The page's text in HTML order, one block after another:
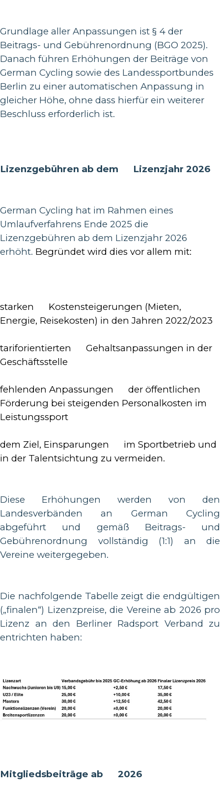
Grundlage aller Anpassungen ist § 4 der
Beitrags- und Gebührenordnung (BGO 2025).
Danach führen Erhöhungen der Beiträge von
German Cycling sowie des Landessportbundes
Berlin zu einer automatischen Anpassung in
gleicher Höhe, ohne dass hierfür ein weiterer
Beschluss erforderlich ist.
Lizenzgebühren ab dem Lizenzjahr 2026
German Cycling hat im Rahmen eines
Umlaufverfahrens Ende 2025 die
Lizenzgebühren ab dem Lizenzjahr 2026
erhöht. Begründet wird dies vor allem mit:
starken Kostensteigerungen (Mieten,
Energie, Reisekosten) in den Jahren 2022/2023
tariforientierten Gehaltsanpassungen in der
Geschäftsstelle
fehlenden Anpassungen der öffentlichen
Förderung bei steigenden Personalkosten im
Leistungssport
dem Ziel, Einsparungen im Sportbetrieb und
in der Talentsichtung zu vermeiden.
Diese Erhöhungen werden von den
Landesverbänden an German Cycling
abgeführt und gemäß Beitrags- und
Gebührenordnung vollständig (1:1) an die
Vereine weitergegeben.
Die nachfolgende Tabelle zeigt die endgültigen
(„finalen“) Lizenzpreise, die Vereine ab 2026 pro
Lizenz an den Berliner Radsport Verband zu
entrichten haben:
Mitgliedsbeiträge ab 2026